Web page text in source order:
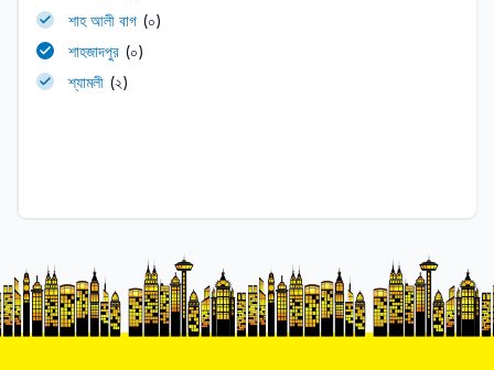
শাহ আলী বাগ (০)
শাহজাদপুর (০)
শ্যামলী (২)